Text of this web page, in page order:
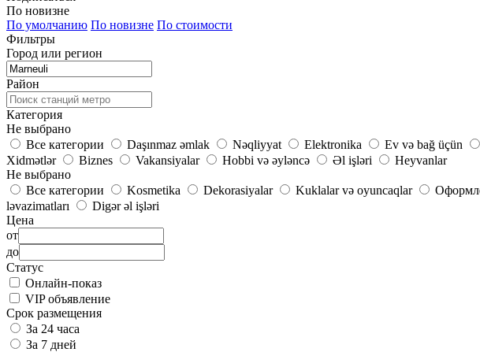
По новизне
По умолчанию По новизне По стоимости
Фильтры
Город или регион
Район
Категория
Не выбрано
Все категории
Daşınmaz əmlak Nəqliyyat Elektronika Ev və bağ üçün
Xidmətlər
Biznes Vakansiyalar Hobbi və əyləncə Əl işləri
Heyvanlar
Не выбрано
Все категории
Kosmetika Dekorasiyalar Kuklalar və oyuncaqlar
ləvazimatları
Digər əl işləri
Цена
от
до
Статус
Онлайн-показ
VIP объявление
Срок размещения
За 24 часа
За 7 дней